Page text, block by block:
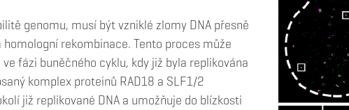
genomu, musí být vzniklé zlomy DNA přesně
rekombinace. Tento proces může
fázi buněčného cyklu, kdy již byla replikována
komplex proteinů RAD18 a SLF1/2
již replikované DNA a umožňuje do blízkosti